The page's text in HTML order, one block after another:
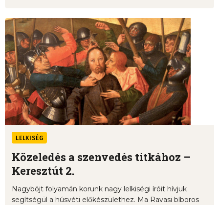
LELKISÉG
Közeledés a szenvedés titkához –
Keresztút 2.
Nagyböjt folyamán korunk nagy lelkiségi íróit hívjuk
segítségül a húsvéti előkészülethez. Ma Ravasi bíboros